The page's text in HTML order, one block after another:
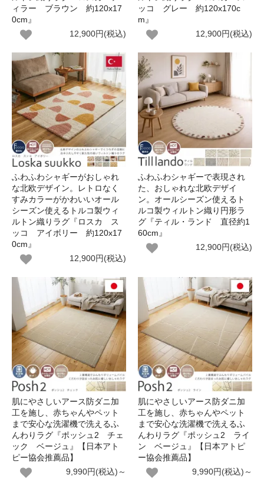
ィラー ブラウン 約120x17
0cm』
12,900円(税込)
ッコ グレー 約120x170c
m』
12,900円(税込)
ふわふわシャギーがおしゃれ
な北欧デザイン。レトロなく
すみカラーがかわいいオール
シーズン使えるトルコ製ウィ
ルトン織りラグ『ロスカ ス
ッコ アイボリー 約120x17
0cm』
12,900円(税込)
ふわふわシャギーで表現され
た、おしゃれな北欧デザイ
ン。オールシーズン使えるト
ルコ製ウィルトン織り円形ラ
グ『ティル・ランド 直径約1
60cm』
12,900円(税込)
肌にやさしいアース防ダニ加
工を施し、赤ちゃんやペット
まで安心な洗濯機で洗えるふ
んわりラグ『ポッシュ2 チェ
ック ベージュ』【日本アト
ピー協会推薦品】
9,990円(税込)～
肌にやさしいアース防ダニ加
工を施し、赤ちゃんやペット
まで安心な洗濯機で洗えるふ
んわりラグ『ポッシュ2 ライ
ン ベージュ』【日本アトピ
ー協会推薦品】
9,990円(税込)～